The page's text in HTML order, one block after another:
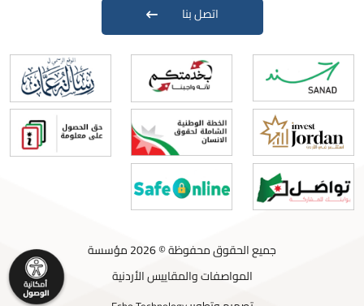
اتصل بنا
جميع الحقوق محفوظة © 2026 مؤسسة
المواصفات والمقاييس الأردنية